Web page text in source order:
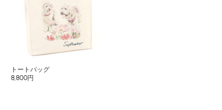
トートバッグ
8,800円